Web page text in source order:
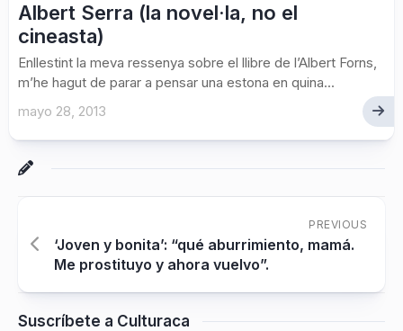
Albert Serra (la novel·la, no el
cineasta)
Enllestint la meva ressenya sobre el llibre de l’Albert Forns,
m’he hagut de parar a pensar una estona en quina...
mayo 28, 2013
PREVIOUS
‘Joven y bonita’: “qué aburrimiento, mamá.
Me prostituyo y ahora vuelvo”.
Suscríbete a Culturaca